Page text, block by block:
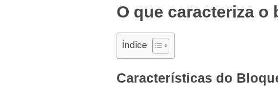
O que caracteriza o
Índice
Características do